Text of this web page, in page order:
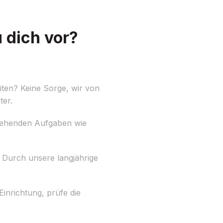
dich vor?
Keine Sorge, wir von
Aufgaben wie
unsere langjährige
prüfe die